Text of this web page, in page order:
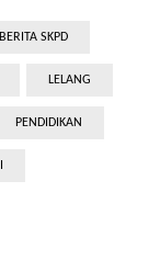
BERITA SKPD
LELANG
PENDIDIKAN